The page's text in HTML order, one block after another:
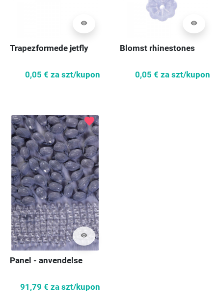
visibility
Trapezformede jetfly
0,05 € za szt/kupon
visibility
Blomst rhinestones
0,05 € za szt/kupon
visibility
favorite
Panel - anvendelse
91,79 € za szt/kupon